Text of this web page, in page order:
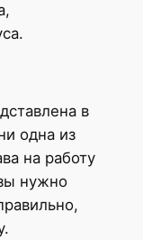
в
одна из
на работу
нужно